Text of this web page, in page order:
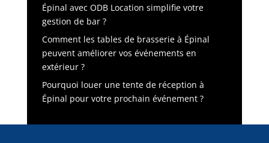
Épinal avec ODB Location simplifie votre
gestion de bar ?
Comment les tables de brasserie à Épinal
peuvent améliorer vos événements en
extérieur ?
Pourquoi louer une tente de réception à
Épinal pour votre prochain événement ?